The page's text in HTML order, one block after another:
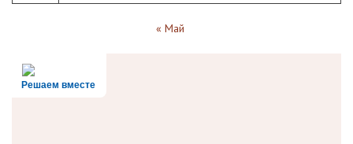
« Май
Решаем вместе